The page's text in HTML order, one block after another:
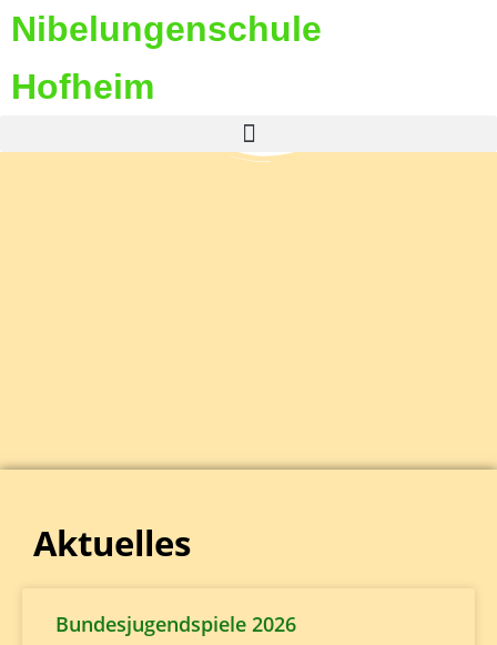
Nibelungenschule
Hofheim
Aktuelles
Bundesjugendspiele 2026